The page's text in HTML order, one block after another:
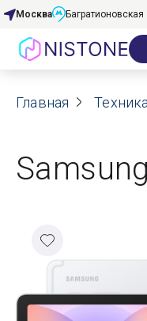
Акции
О нас
Договор
Гарантия
Москва Багратионовская
Главная